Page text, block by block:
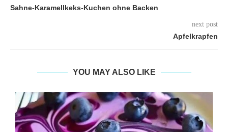
Sahne-Karamellkeks-Kuchen ohne Backen
next post
Apfelkrapfen
YOU MAY ALSO LIKE